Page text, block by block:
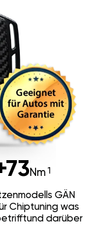
Nm
GÄN
Chiptuning was
darüber